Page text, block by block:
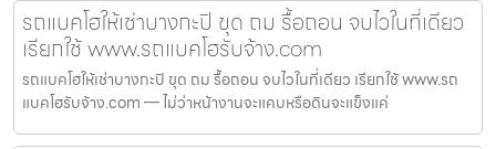
รถแบคโฮให้เช่าบางกะปิ ขุด ถม รื้อถอน จบไวในที่เดียว
เรียกใช้ www.รถแบคโฮรับจ้าง.com
รถแบคโฮให้เช่าบางกะปิ ขุด ถม รื้อถอน จบไวในที่เดียว เรียกใช้ www.รถ
แบคโฮรับจ้าง.com — ไม่ว่าหน้างานจะแคบหรือดินจะแข็งแค่